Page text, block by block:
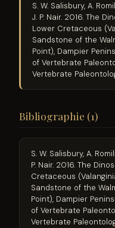
S. W. Salisbury, A.
J. P. Nair. 2016. The
Lower Cretaceous
Sandstone of the
Point), Dampier
of Vertebrate
Vertebrate
Bibliographie (1)
S. W. Salisbury, A.
P. Nair. 2016. The
Cretaceous
Sandstone of the
Point), Dampier
of Vertebrate
Vertebrate